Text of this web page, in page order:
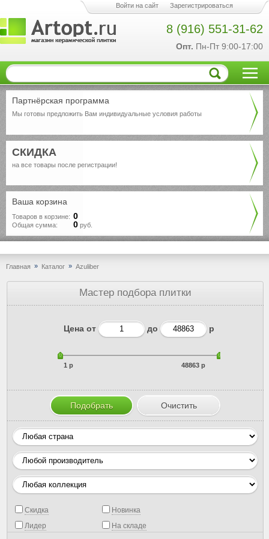
Войти на сайт Зарегистрироваться
8 (916) 551-31-62
Опт. Пн-Пт 9:00-17:00
Партнёрская программа
Мы готовы предложить Вам индивидуальные условия работы
СКИДКА
на все товары после регистрации!
Ваша корзина
Товаров в корзине: 0
Общая сумма: 0 руб.
Главная » Каталог » Azuliber
Мастер подбора плитки
Цена от до р
1 р 48863 р
Скидка
Новинка
Лидер
На складе